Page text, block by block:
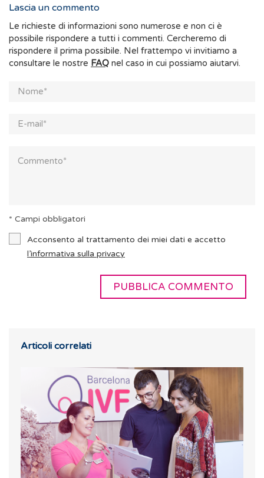
Lascia un commento
Le richieste di informazioni sono numerose e non ci è
possibile rispondere a tutti i commenti. Cercheremo di
rispondere il prima possibile. Nel frattempo vi invitiamo a
consultare le nostre FAQ nel caso in cui possiamo aiutarvi.
* Campi obbligatori
Acconsento al trattamento dei miei dati e accetto
l’informativa sulla privacy
Articoli correlati